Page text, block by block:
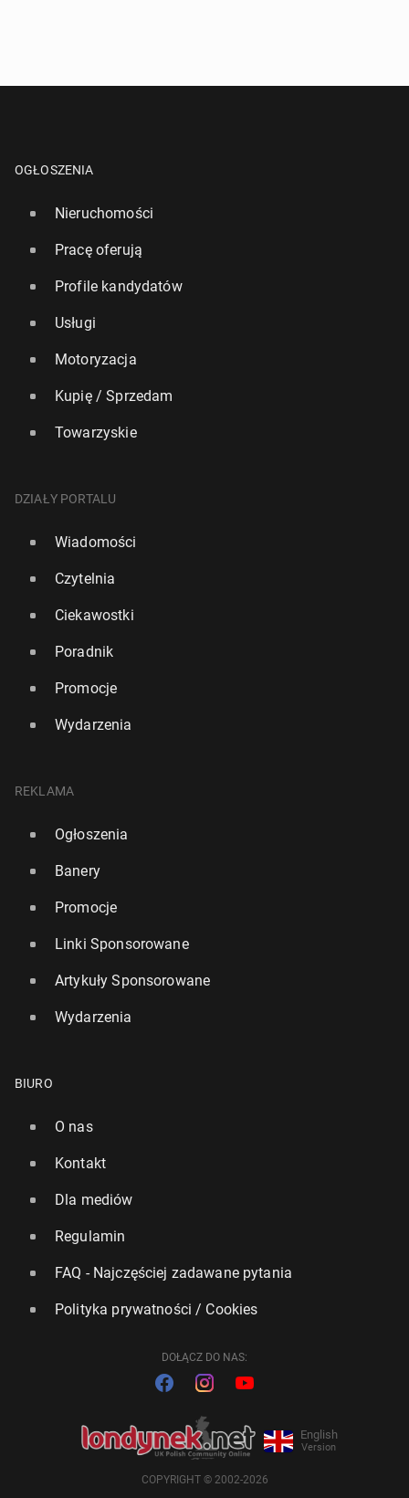
OGŁOSZENIA
Nieruchomości
Pracę oferują
Profile kandydatów
Usługi
Motoryzacja
Kupię / Sprzedam
Towarzyskie
DZIAŁY PORTALU
Wiadomości
Czytelnia
Ciekawostki
Poradnik
Promocje
Wydarzenia
REKLAMA
Ogłoszenia
Banery
Promocje
Linki Sponsorowane
Artykuły Sponsorowane
Wydarzenia
BIURO
O nas
Kontakt
Dla mediów
Regulamin
FAQ - Najczęściej zadawane pytania
Polityka prywatności / Cookies
DOŁĄCZ DO NAS:
English
Version
COPYRIGHT © 2002-2026